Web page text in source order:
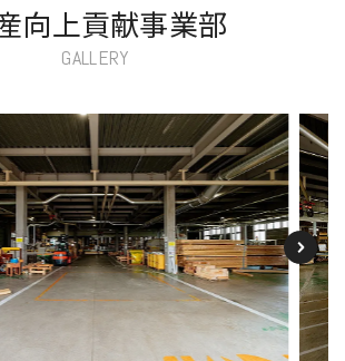
向上貢献事業部
GALLERY